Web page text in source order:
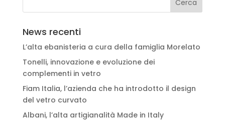
News recenti
L’alta ebanisteria a cura della famiglia Morelato
Tonelli, innovazione e evoluzione dei
complementi in vetro
Fiam Italia, l’azienda che ha introdotto il design
del vetro curvato
Albani, l’alta artigianalità Made in Italy